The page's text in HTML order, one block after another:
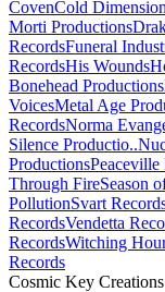
CovenCold
Morti Productions
RecordsFuneral
RecordsHis Wounds
Bonehead Productions
VoicesMetal Age
RecordsNorma
Silence Productio..
ProductionsPeaceville
Through FireSeason
PollutionSvart
RecordsVendetta
RecordsWitching
Records
Cosmic Key Creations